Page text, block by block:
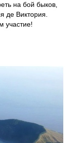
на бой быков,
де Виктория.
участие!